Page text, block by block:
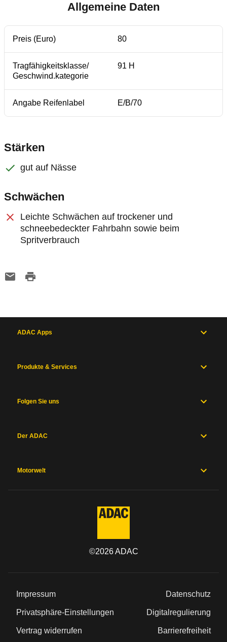
Allgemeine Daten
Preis (Euro) 80
Tragfähigkeitsklasse/
Geschwind.kategorie
91 H
Angabe Reifenlabel E/B/70
Stärken
gut auf Nässe
Schwächen
Leichte Schwächen auf trockener und
schneebedeckter Fahrbahn sowie beim
Spritverbrauch
ADAC Apps
Produkte & Services
Folgen Sie uns
Der ADAC
Motorwelt
©2026ADAC
Impressum Datenschutz
Privatsphäre-Einstellungen Digitalregulierung
Vertrag widerrufen Barrierefreiheit